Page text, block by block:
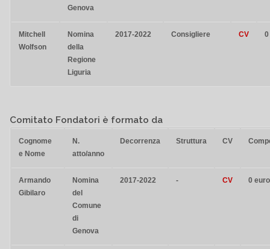
Genova
Mitchell
Wolfson
Nomina
della
Regione
Liguria
2017-2022 Consigliere CV 0
Comitato Fondatori è formato da
Cognome
e Nome
N.
atto/anno
Decorrenza Struttura CV
Armando
Gibilaro
Nomina
del
Comune
di
Genova
2017-2022 - CV 0 euro